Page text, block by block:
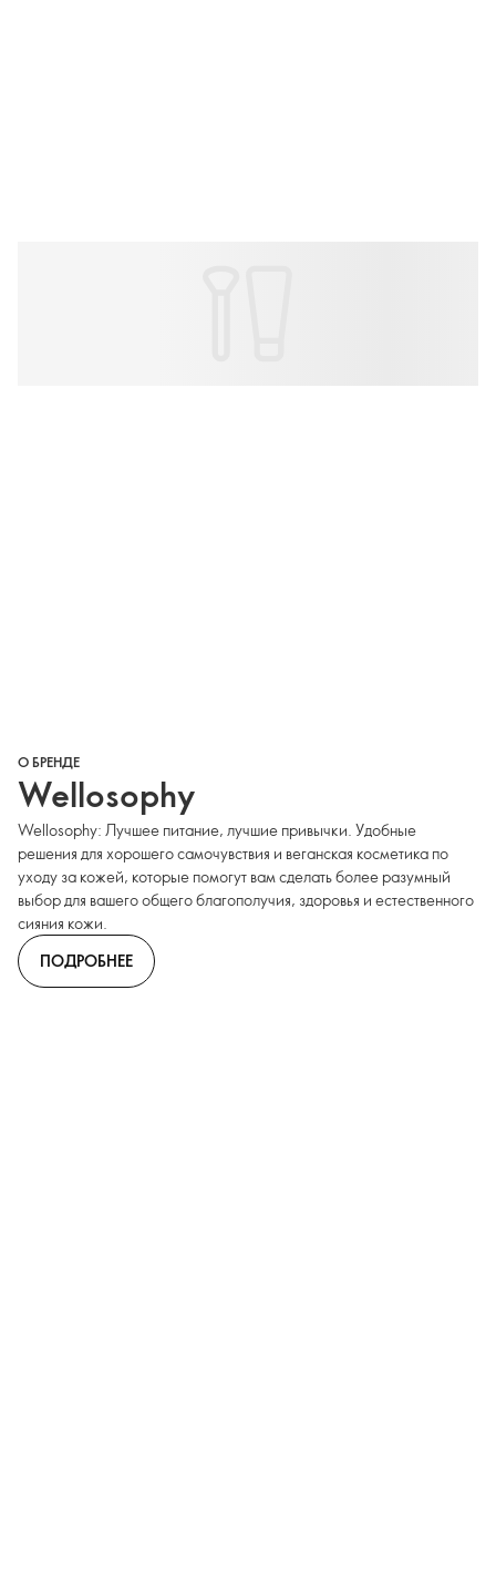
О БРЕНДЕ
Wellosophy
Wellosophy: Лучшее питание, лучшие привычки. Удобные
решения для хорошего самочувствия и веганская косметика по
уходу за кожей, которые помогут вам сделать более разумный
выбор для вашего общего благополучия, здоровья и естественного
сияния кожи.
ПОДРОБНЕЕ